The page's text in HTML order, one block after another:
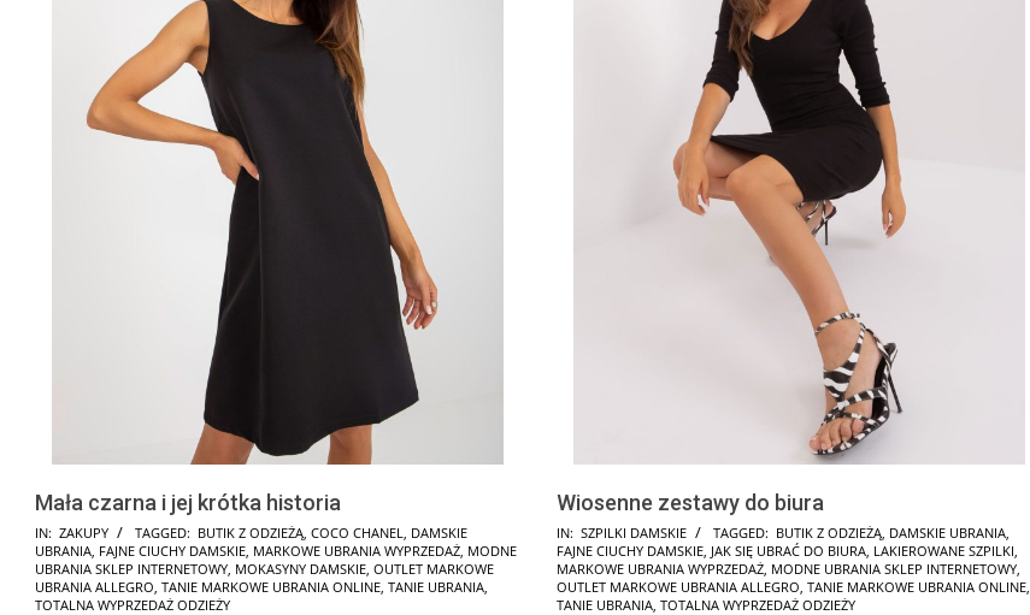
Mała czarna i jej krótka historia
2025-
09-
05
IN: ZAKUPY TAGGED: BUTIK Z ODZIEŻĄ, COCO CHANEL, DAMSKIE
UBRANIA, FAJNE CIUCHY DAMSKIE, MARKOWE UBRANIA WYPRZEDAŻ, MODNE
UBRANIA SKLEP INTERNETOWY, MOKASYNY DAMSKIE, OUTLET MARKOWE
UBRANIA ALLEGRO, TANIE MARKOWE UBRANIA ONLINE, TANIE UBRANIA,
TOTALNA WYPRZEDAŻ ODZIEŻY
Wiosenne zestawy do biura
2025-
09-
05
IN: SZPILKI DAMSKIE TAGGED: BUTIK Z ODZIEŻĄ, DAMSKIE UBRANIA,
FAJNE CIUCHY DAMSKIE, JAK SIĘ UBRAĆ DO BIURA, LAKIEROWANE SZPILKI,
MARKOWE UBRANIA WYPRZEDAŻ, MODNE UBRANIA SKLEP INTERNETOWY,
OUTLET MARKOWE UBRANIA ALLEGRO, TANIE MARKOWE UBRANIA ONLINE,
TANIE UBRANIA, TOTALNA WYPRZEDAŻ ODZIEŻY